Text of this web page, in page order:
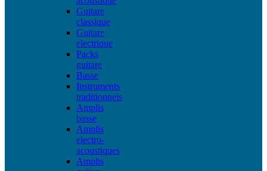
Guitare
classique
Guitare
electrique
Packs
guitare
Basse
Instruments
traditionnels
Amplis
basse
Amplis
electro-
acoustiques
Amplis